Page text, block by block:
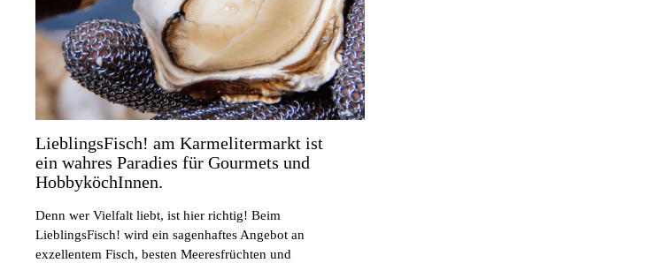
LieblingsFisch! am Karmelitermarkt ist
ein wahres Paradies für Gourmets und
HobbyköchInnen.
Denn wer Vielfalt liebt, ist hier richtig! Beim
LieblingsFisch! wird ein sagenhaftes Angebot an
exzellentem Fisch, besten Meeresfrüchten und